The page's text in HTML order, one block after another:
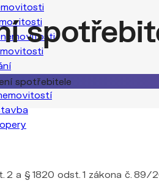
nemovitosti
spotřebitele
2 a § 1820 odst. 1 zákona č.